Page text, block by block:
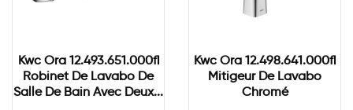
Kwc Ora 12.493.651.000fl
Robinet De Lavabo De
Salle De Bain Avec Deux...
Kwc Ora 12.498.641.000fl
Mitigeur De Lavabo
Chromé